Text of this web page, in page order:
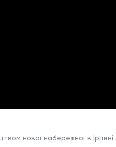
нової набережної в Ірпені.